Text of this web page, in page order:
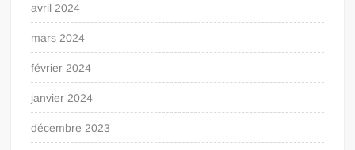
avril 2024
mars 2024
février 2024
janvier 2024
décembre 2023